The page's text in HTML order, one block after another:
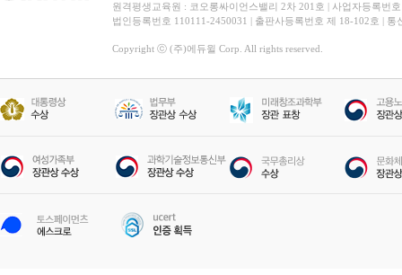
원격평생교육원 : 코오롱싸이언스밸리 2차 201호 | 사업자등록번
법인등록번호 110111-2450031 | 출판사등록번호 제 18-102호 |
Copyright ⓒ (주)에듀윌 Corp. All rights reserved.